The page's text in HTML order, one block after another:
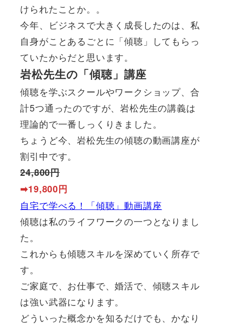
けられたことか。。
今年、ビジネスで大きく成長したのは、私
自身がことあるごとに「傾聴」してもらっ
ていたからだと思います。
岩松先生の「傾聴」講座
傾聴を学ぶスクールやワークショップ、合
計5つ通ったのですが、岩松先生の講義は
理論的で一番しっくりきました。
ちょうど今、岩松先生の傾聴の動画講座が
割引中です。
24,800円
➡19,800円
自宅で学べる！「傾聴」動画講座
傾聴は私のライフワークの一つとなりまし
た。
これからも傾聴スキルを深めていく所存で
す。
ご家庭で、お仕事で、婚活で、傾聴スキル
は強い武器になります。
どういった概念かを知るだけでも、かなり